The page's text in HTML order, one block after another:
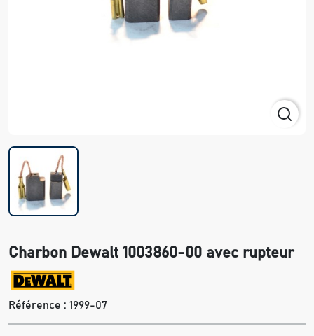
Charbon Dewalt 1003860-00 avec rupteur
Référence : 1999-07